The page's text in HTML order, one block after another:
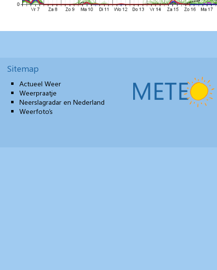
Sitemap
Actueel Weer
Weerpraatje
Neerslagradar en Nederland
Weerfoto’s